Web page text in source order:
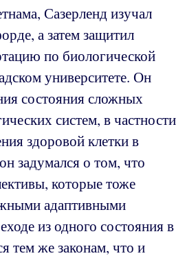
Сазерленд изучал
а затем защитил
по биологической
университете. Он
состояния сложных
систем, в частности
здоровой клетки в
задумался о том, что
которые тоже
адаптивными
из одного состояния в
тем же законам, что и